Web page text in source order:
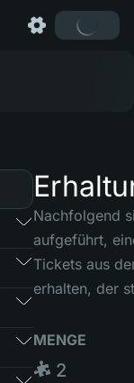
Nachfolgend
aufgeführt,
Tickets aus
erhalten, der
MENGE
🧩 2